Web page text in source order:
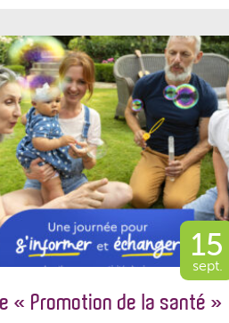
15
sept.
« Promotion de la santé »